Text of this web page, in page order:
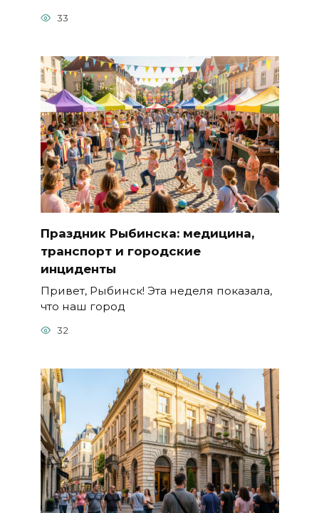
33
Праздник Рыбинска: медицина,
транспорт и городские
инциденты
Привет, Рыбинск! Эта неделя показала,
что наш город
32